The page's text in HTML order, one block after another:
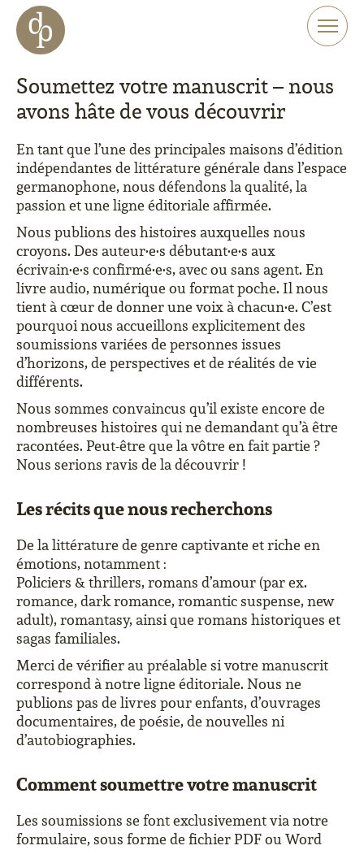
Aller au contenu principal
Aller à la navigation
Aller à la recherche sur le site web
Soumettez votre manuscrit – nous
avons hâte de vous découvrir
En tant que l’une des principales maisons d’édition
indépendantes de littérature générale dans l’espace
germanophone, nous défendons la qualité, la
passion et une ligne éditoriale affirmée.
Nous publions des histoires auxquelles nous
croyons. Des auteur·e·s débutant·e·s aux
écrivain·e·s confirmé·e·s, avec ou sans agent. En
livre audio, numérique ou format poche. Il nous
tient à cœur de donner une voix à chacun·e. C’est
pourquoi nous accueillons explicitement des
soumissions variées de personnes issues
d’horizons, de perspectives et de réalités de vie
différents.
Nous sommes convaincus qu’il existe encore de
nombreuses histoires qui ne demandant qu’à être
racontées. Peut-être que la vôtre en fait partie ?
Nous serions ravis de la découvrir !
Les récits que nous recherchons
De la littérature de genre captivante et riche en
émotions, notamment :
Policiers & thrillers, romans d’amour (par ex.
romance, dark romance, romantic suspense, new
adult), romantasy, ainsi que romans historiques et
sagas familiales.
Merci de vérifier au préalable si votre manuscrit
correspond à notre ligne éditoriale. Nous ne
publions pas de livres pour enfants, d’ouvrages
documentaires, de poésie, de nouvelles ni
d’autobiographies.
Comment soumettre votre manuscrit
Les soumissions se font exclusivement via notre
formulaire, sous forme de fichier PDF ou Word